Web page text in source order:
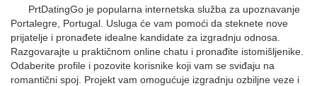
PrtDatingGo je popularna internetska služba za upoznavanje
Portalegre, Portugal. Usluga će vam pomoći da steknete nove
prijatelje i pronađete idealne kandidate za izgradnju odnosa.
Razgovarajte u praktičnom online chatu i pronađite istomišljenike.
Odaberite profile i pozovite korisnike koji vam se sviđaju na
romantični spoj. Projekt vam omogućuje izgradnju ozbiljne veze i